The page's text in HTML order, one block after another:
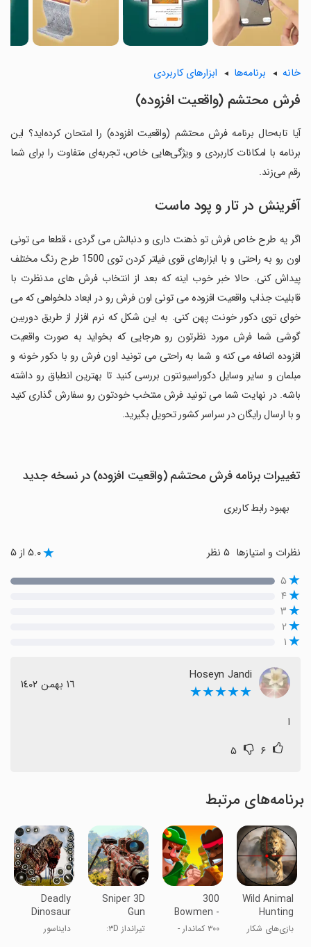
خانه برنامه‌ها ابزارهای کاربردی
فرش محتشم (واقعیت افزوده)
آیا تابه‌حال برنامه فرش محتشم (واقعیت افزوده) را امتحان کرده‌اید؟ این
برنامه با امکانات کاربردی و ویژگی‌هایی خاص، تجربه‌ای متفاوت را برای شما
رقم می‌زند.
آفرینش در تار و پود ماست
اگر یه طرح خاص فرش تو ذهنت داری و دنبالش می گردی ، قطعا می تونی
اون رو به راحتی و با ابزارهای قوی فیلتر کردن توی 1500 طرح رنگ مختلف
پیداش کنی. حالا خبر خوب اینه که بعد از انتخاب فرش های مدنظرت با
قابلیت جذاب واقعیت افزوده می تونی اون فرش رو در ابعاد دلخواهی که می
خوای توی دکور خونت پهن کنی. به این شکل که نرم افزار از طریق دوربین
گوشی شما فرش مورد نظرتون رو هرجایی که بخواید به صورت واقعیت
افزوده اضافه می کنه و شما به راحتی می تونید اون فرش رو با دکور خونه و
مبلمان و سایر وسایل دکوراسیونتون بررسی کنید تا بهترین انطباق رو داشته
باشه. در نهایت شما می تونید فرش منتخب خودتون رو سفارش گذاری کنید
و با ارسال رایگان در سراسر کشور تحویل بگیرید.
تغییرات برنامه فرش محتشم (واقعیت افزوده) در نسخه جدید
بهبود رابط کاربری
نظرات و امتیازها ۵.۰ از ۵
۵
۴
۳
۲
۱
Hoseyn Jandi
★★★★★ ١٦ بهمن ١٤٠٢
ا
۶ ۵
برنامه‌های مرتبط
Wild Animal
Hunting
Games FPS
بازی‌های شکار
300
Bowmen -
PvP Battles
۳۰۰ کماندار -
Sniper 3D
Gun
Shooter:
Offline
تیرانداز ۳D:
Deadly
Dinosaur
Hunter
دایناسور